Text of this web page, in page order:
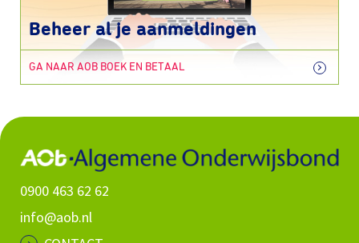
Beheer al je aanmeldingen
GA NAAR AOB BOEK EN BETAAL
0900 463 62 62
info@aob.nl